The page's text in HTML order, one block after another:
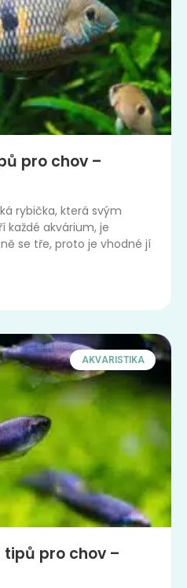
pro chov –
rybička, která svým
každé akvárium, je
se tře, proto je vhodné jí
AKVARISTIKA
tipů pro chov –